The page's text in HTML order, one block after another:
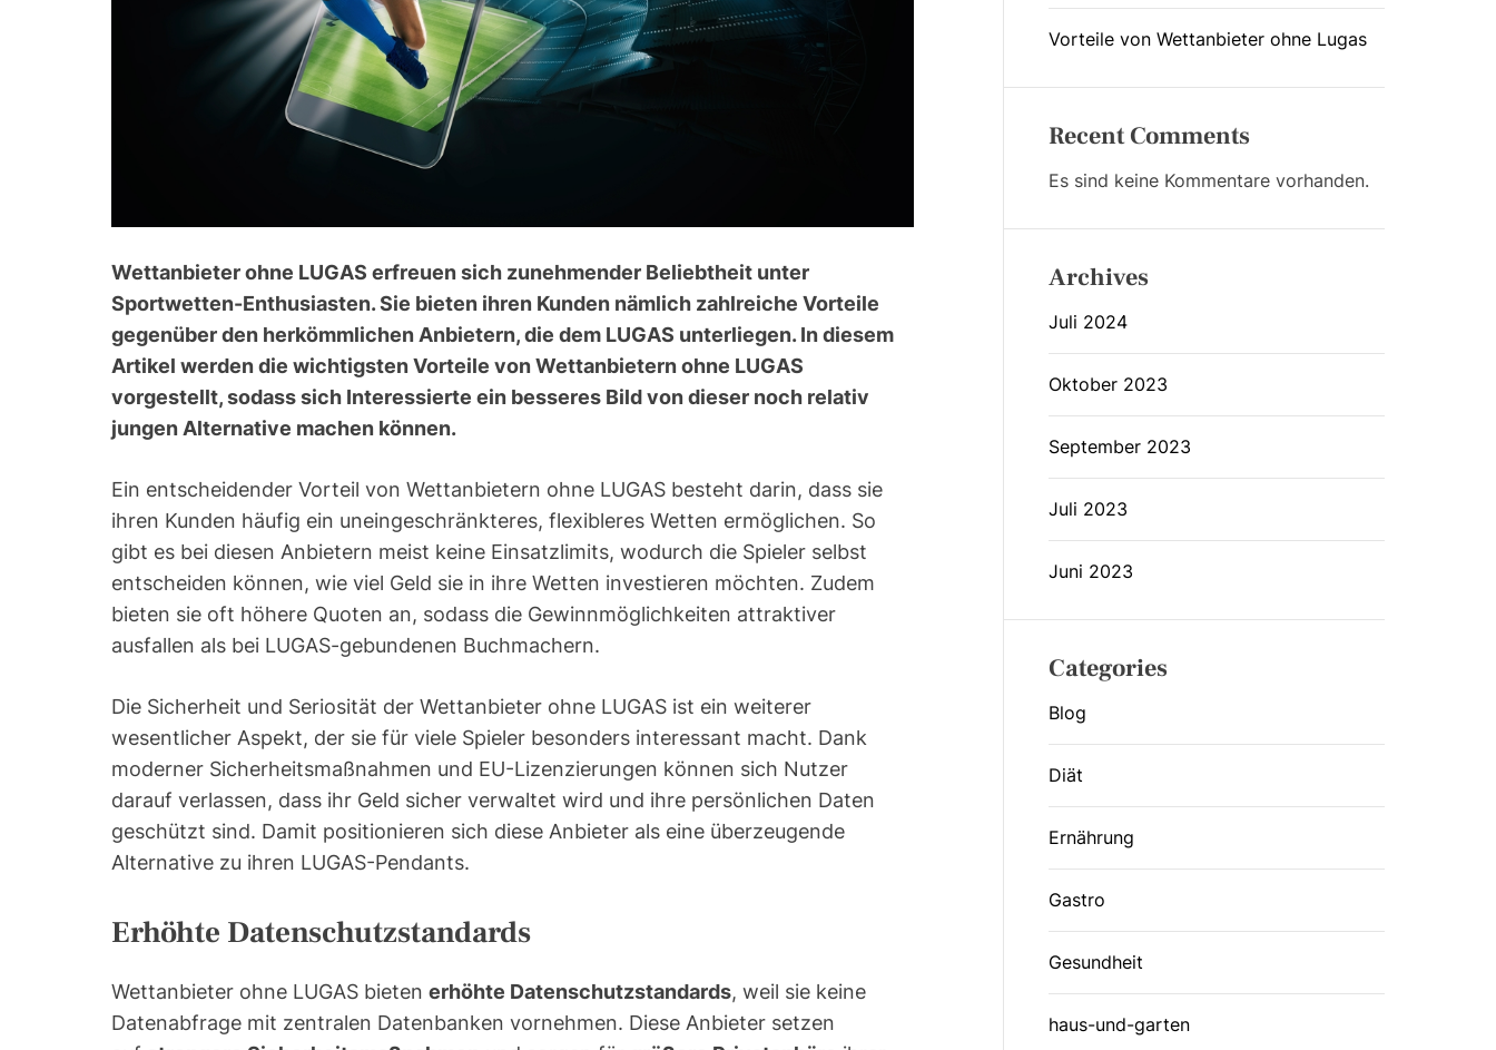
Wettanbieter ohne LUGAS erfreuen sich zunehmender Beliebtheit unter
Sportwetten-Enthusiasten. Sie bieten ihren Kunden nämlich zahlreiche Vorteile
gegenüber den herkömmlichen Anbietern, die dem LUGAS unterliegen. In diesem
Artikel werden die wichtigsten Vorteile von Wettanbietern ohne LUGAS
vorgestellt, sodass sich Interessierte ein besseres Bild von dieser noch relativ
jungen Alternative machen können.
Ein entscheidender Vorteil von Wettanbietern ohne LUGAS besteht darin, dass sie
ihren Kunden häufig ein uneingeschränkteres, flexibleres Wetten ermöglichen. So
gibt es bei diesen Anbietern meist keine Einsatzlimits, wodurch die Spieler selbst
entscheiden können, wie viel Geld sie in ihre Wetten investieren möchten. Zudem
bieten sie oft höhere Quoten an, sodass die Gewinnmöglichkeiten attraktiver
ausfallen als bei LUGAS-gebundenen Buchmachern.
Die Sicherheit und Seriosität der Wettanbieter ohne LUGAS ist ein weiterer
wesentlicher Aspekt, der sie für viele Spieler besonders interessant macht. Dank
moderner Sicherheitsmaßnahmen und EU-Lizenzierungen können sich Nutzer
darauf verlassen, dass ihr Geld sicher verwaltet wird und ihre persönlichen Daten
geschützt sind. Damit positionieren sich diese Anbieter als eine überzeugende
Alternative zu ihren LUGAS-Pendants.
Erhöhte Datenschutzstandards
Wettanbieter ohne LUGAS bieten erhöhte Datenschutzstandards, weil sie keine
Datenabfrage mit zentralen Datenbanken vornehmen. Diese Anbieter setzen
Vorteile von Wettanbieter ohne Lugas
Recent Comments
Es sind keine Kommentare vorhanden.
Archives
Juli 2024
Oktober 2023
September 2023
Juli 2023
Juni 2023
Categories
Blog
Diät
Ernährung
Gastro
Gesundheit
haus-und-garten